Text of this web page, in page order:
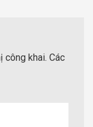
công khai. Các